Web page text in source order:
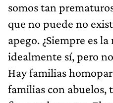
somos tan
que no puede no
apego. ¿Siempre es la
idealmente sí, pero
Hay familias
familias con abuelos,